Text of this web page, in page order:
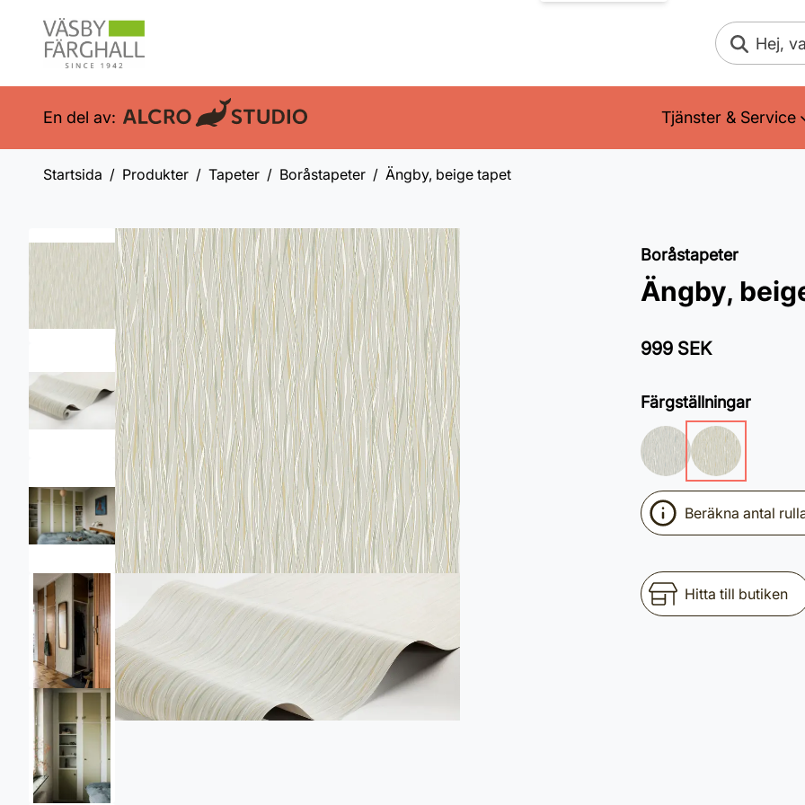
Sök
En del av: Tjänster & Service
Startsida Produkter Tapeter Boråstapeter Ängby, beige tapet
Boråstapeter
Ängby,
999 SEK
Färgställningar
Beräkna antal
Hitta till butiken